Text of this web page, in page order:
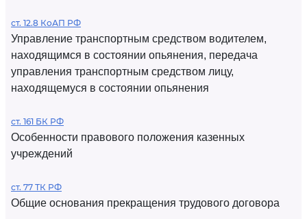
ст. 12.8 КоАП РФ
Управление транспортным средством водителем,
находящимся в состоянии опьянения, передача
управления транспортным средством лицу,
находящемуся в состоянии опьянения
ст. 161 БК РФ
Особенности правового положения казенных
учреждений
ст. 77 ТК РФ
Общие основания прекращения трудового договора